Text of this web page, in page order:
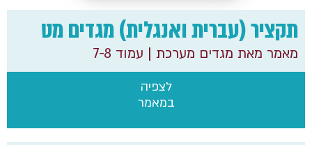
לצפיה
במאמר
תקציר (עברית ואנגלית) מגדים מט
מאמר מאת מגדים מערכת | עמוד 7-8